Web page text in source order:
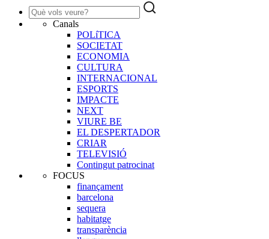
Canals
POLíTICA
SOCIETAT
ECONOMIA
CULTURA
INTERNACIONAL
ESPORTS
IMPACTE
NEXT
VIURE BE
EL DESPERTADOR
CRIAR
TELEVISIÓ
Contingut patrocinat
FOCUS
finançament
barcelona
sequera
habitatge
transparència